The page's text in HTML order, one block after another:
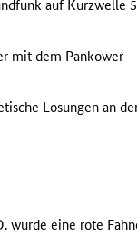
auf Kurzwelle
mit dem Pankower
Losungen an
wurde eine rote